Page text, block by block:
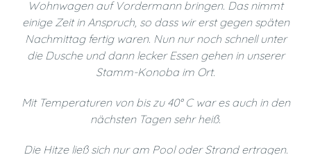
Wohnwagen auf Vordermann bringen. Das nimmt
einige Zeit in Anspruch, so dass wir erst gegen späten
Nachmittag fertig waren. Nun nur noch schnell unter
die Dusche und dann lecker Essen gehen in unserer
Stamm-Konoba im Ort.
Mit Temperaturen von bis zu 40° C war es auch in den
nächsten Tagen sehr heiß.
Die Hitze ließ sich nur am Pool oder Strand ertragen.